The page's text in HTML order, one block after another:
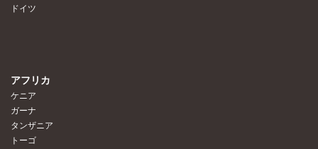
ドイツ
アフリカ
ケニア
ガーナ
タンザニア
トーゴ